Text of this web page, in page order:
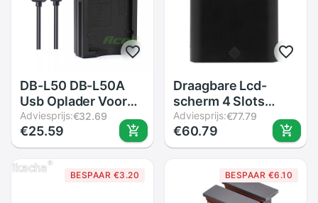
DB-L50 DB-L50A
Usb Oplader Voor
Sanyo VPC-FH1
VPC-TH1 VPC-WH1
VPC-HD1000 VPC-
HD1010 VPC-
HD2000 Camcorder
Adviesprijs:€32.69
€25.59
Draagbare Lcd-
scherm 4 Slots
18650 Batterij
Externe Lader
Houder Doos Diy
Compact Backup
Stroombron Met
Adviesprijs:€77.79
€60.79
BESPAAR €3.20 BESPAAR €6.10